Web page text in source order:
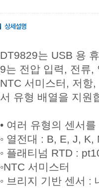
DT9829는 USB 용
9는 전압 입력, 전류,
NTC 서미스터, 저항
서 유형 배열을 지원
• 여러 유형의 센서
◦ 열전대 : B, E, J, K,
◦ 플래티넘 RTD :
◦NTC 서미스터
◦ 브리지 기반 센서 :